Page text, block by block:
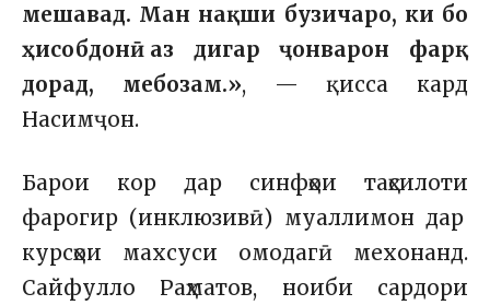
мешавад. Ман нақши бузичаро, ки бо
ҳисобдонӣ аз дигар ҷонварон фарқ
дорад, мебозам.», — қисса кард
Насимҷон.
Барои кор дар синфҳои таҳсилоти
фарогир (инклюзивӣ) муаллимон дар
курсҳои махсуси омодагӣ мехонанд.
Сайфулло Раҳматов, ноиби сардори